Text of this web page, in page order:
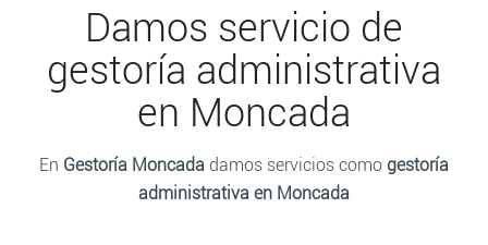
Damos servicio de
gestoría administrativa
en Moncada
En Gestoría Moncadadamos servicios como gestoría
administrativa en Moncada